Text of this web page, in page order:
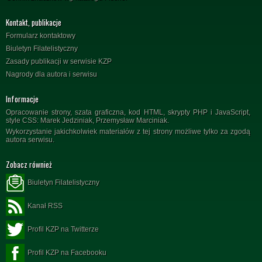
Kontakt, publikacje
Formularz kontaktowy
Biuletyn Filatelistyczny
Zasady publikacji w serwisie KZP
Nagrody dla autora i serwisu
Informacje
Opracowanie strony, szata graficzna, kod HTML, skrypty PHP i JavaScript,
style CSS: Marek Jedziniak, Przemysław Marciniak.
Wykorzystanie jakichkolwiek materiałów z tej strony możliwe tylko za zgodą
autora serwisu.
Zobacz również
Biuletyn Filatelistyczny
Kanał RSS
Profil KZP na Twitterze
Profil KZP na Facebooku